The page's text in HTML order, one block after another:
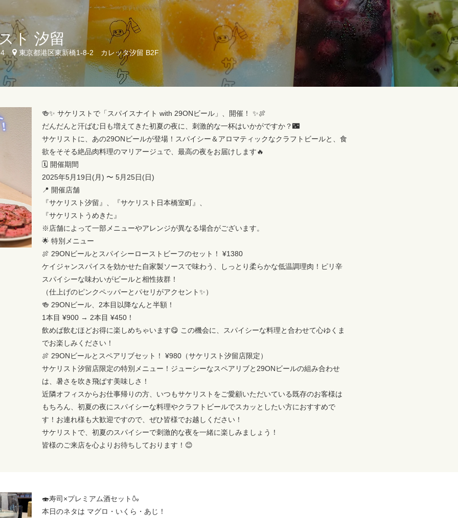
ト 汐留
東京都港区東新橋1-8-2 カレッタ汐留 B2F
🍻✨ サケリストで「スパイスナイト with 29ONビール」、開催！ ✨🍖
だんだんと汗ばむ日も増えてきた初夏の夜に、刺激的な一杯はいかがですか？🌃
サケリストに、あの29ONビールが登場！スパイシー＆アロマティックなクラフトビールと、食
欲をそそる絶品肉料理のマリアージュで、最高の夜をお届けします🔥
🗓️ 開催期間
2025年5月19日(月) 〜 5月25日(日)
📍 開催店舗
『サケリスト汐留』、『サケリスト日本橋室町』、
『サケリストうめきた』
※店舗によって一部メニューやアレンジが異なる場合がございます。
🌟 特別メニュー
🍖 29ONビールとスパイシーローストビーフのセット！ ¥1380
ケイジャンスパイスを効かせた自家製ソースで味わう、しっとり柔らかな低温調理肉！ピリ辛
スパイシーな味わいがビールと相性抜群！
（仕上げのピンクペッパーとパセリがアクセント✨）
🍻 29ONビール、2本目以降なんと半額！
1本目 ¥900 → 2本目 ¥450！
飲めば飲むほどお得に楽しめちゃいます😋 この機会に、スパイシーな料理と合わせて心ゆくま
でお楽しみください！
🍖 29ONビールとスペアリブセット！ ¥980（サケリスト汐留店限定）
サケリスト汐留店限定の特別メニュー！ジューシーなスペアリブと29ONビールの組み合わせ
は、暑さを吹き飛ばす美味しさ！
近隣オフィスからお仕事帰りの方、いつもサケリストをご愛顧いただいている既存のお客様は
もちろん、初夏の夜にスパイシーな料理やクラフトビールでスカッとしたい方におすすめで
す！お連れ様も大歓迎ですので、ぜひ皆様でお越しください！
サケリストで、初夏のスパイシーで刺激的な夜を一緒に楽しみましょう！
皆様のご来店を心よりお待ちしております！😊
🍣寿司×プレミアム酒セット🍶
本日のネタは マグロ・いくら・あじ！